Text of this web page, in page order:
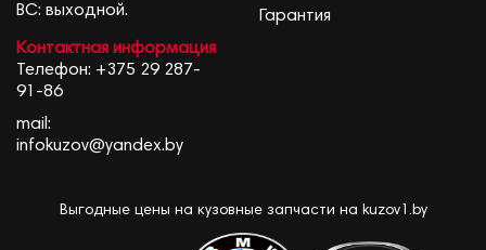
ВС: выходной.
Контактная информация
Телефон: +375 29 287-
91-86
mail:
infokuzov@yandex.by
Гарантия
Выгодные цены на кузовные запчасти на kuzov1.by